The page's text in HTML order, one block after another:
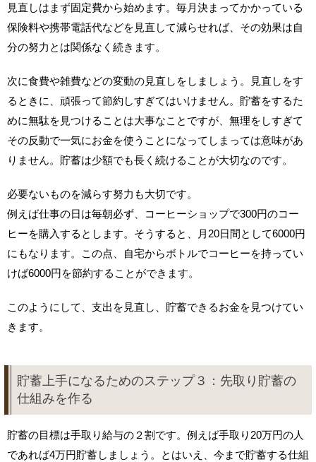
見直しはまず固定費から始めます。毎月決まってかかっている
保険料や携帯電話代などを見直して減らせれば、その効果は自
分の努力とは関係なく続きます。
次に食費や雑費などの変動の見直しをしましょう。見直しをす
るときに、頑張って節約しすぎてはいけません。貯蓄をするた
めに無駄を見つけることは大事なことですが、無理をしすぎて
その反動で一気にお金を使うことになってしまっては意味があ
りません。貯蓄は少額でも長く続けることが大切なのです。
必要ないものを減らす努力も大切です。
例えば仕事の日は毎朝必ず、コーヒーショップで300円のコー
ヒーを購入するとします。そうすると、月20日間として6000円
にもなります。この点、自宅からボトルでコーヒーを持ってい
けば6000円を節約することができます。
このようにして、支出を見直し、貯蓄できるお金を見つけてい
きます。
貯蓄上手になるためのステップ３：先取り貯蓄の
仕組みを作る
貯蓄の目標は手取り給与の２割です。例えば手取り20万円の人
であれば4万円貯蓄しましょう。とはいえ、今まで貯蓄する仕組